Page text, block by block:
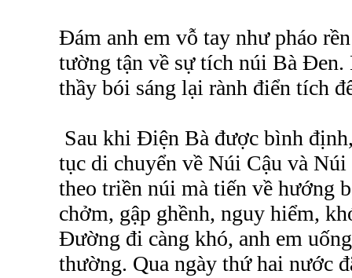
Đám anh em vỗ tay như pháo
tường tận về sự tích núi Bà Đen.
thầy bói sáng lại rành điển tích
Sau khi Điện Bà được bình
tục di chuyển về Núi Cậu và Núi
theo triền núi mà tiến về hướng
chởm, gập ghềnh, nguy hiểm,
Đường đi càng khó, anh em
thường. Qua ngày thứ hai nước